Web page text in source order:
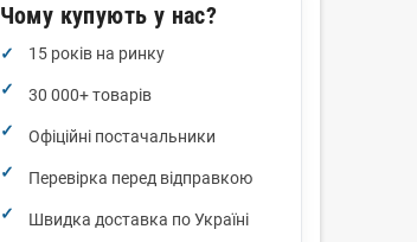
Чому купують у нас?
15 років на ринку
30 000+ товарів
Офіційні постачальники
Перевірка перед відправкою
Швидка доставка по Україні